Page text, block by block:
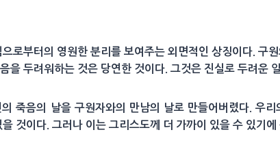
로부터의 영원한 분리를 보여주는 외면적인 상징이다. 구
두려워하는 것은 당연한 것이다. 그것은 진실로 두려운
죽음의 날을 구원자와의 만남의 날로 만들어버렸다. 우
것이다. 그러나 이는 그리스도께 더 가까이 있을 수 있기